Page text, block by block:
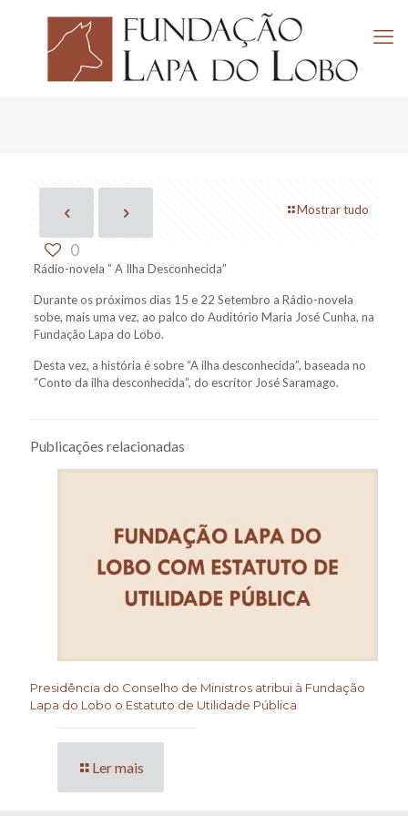
Mostrar tudo
0
Rádio-novela ” A Ilha Desconhecida”
Durante os próximos dias 15 e 22 Setembro a Rádio-novela
sobe, mais uma vez, ao palco do Auditório Maria José Cunha, na
Fundação Lapa do Lobo.
Desta vez, a história é sobre “A ilha desconhecida”, baseada no
“Conto da ilha desconhecida”, do escritor José Saramago.
Publicações relacionadas
Presidência do Conselho de Ministros atribui à Fundação
Lapa do Lobo o Estatuto de Utilidade Pública
Ler mais